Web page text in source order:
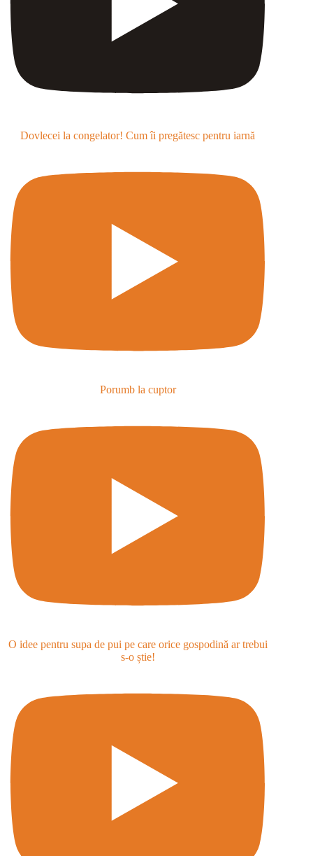
Dovlecei la congelator! Cum îi pregătesc pentru iarnă
Porumb la cuptor
O idee pentru supa de pui pe care orice gospodină ar trebui
s-o știe!